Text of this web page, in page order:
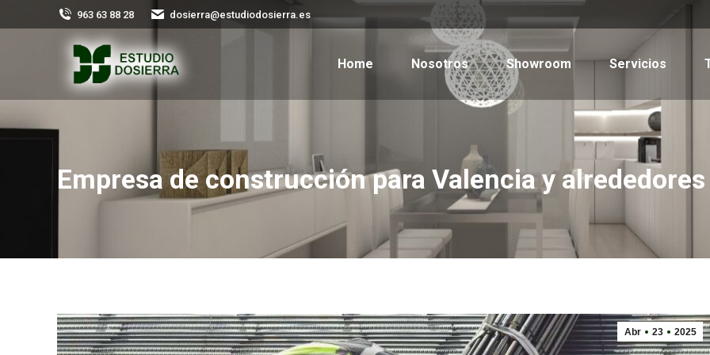
963 63 88 28 dosierra@estudiodosierra.es
Home Nosotros Showroom Servicios
Empresa de construcción para Valencia y alrededores
Abr 23 2025